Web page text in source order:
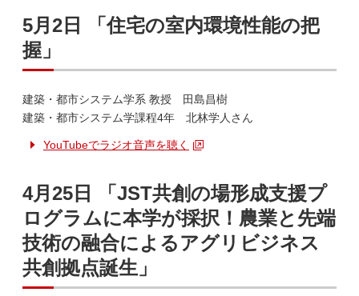
5月2日 「住宅の室内環境性能の把
握」
建築・都市システム学系 教授 田島昌樹
建築・都市システム学課程4年 北林学人さん
YouTubeでラジオ音声を聴く
4月25日 「JST共創の場形成支援プ
ログラムに本学が採択！農業と先端
技術の融合によるアグリビジネス
共創拠点誕生」